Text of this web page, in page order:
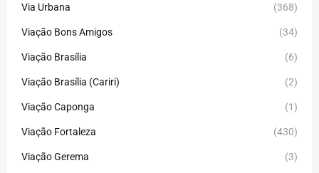
Via Urbana (368)
Viação Bons Amigos (34)
Viação Brasília (6)
Viação Brasília (Cariri) (2)
Viação Caponga (1)
Viação Fortaleza (430)
Viação Gerema (3)